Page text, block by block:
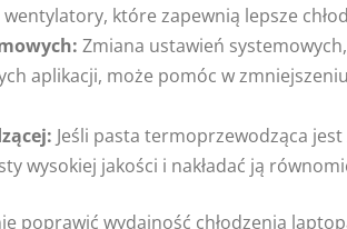
które zapewnią lepsze
Zmiana ustawień
aplikacji, może pomóc w
Jeśli pasta termoprzewodząca
wysokiej jakości i nakładać ją
poprawić wydajność chłodzenia